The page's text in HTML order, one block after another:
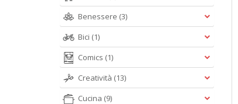
Benessere (3)
Bici (1)
Comics (1)
Creatività (13)
Cucina (9)